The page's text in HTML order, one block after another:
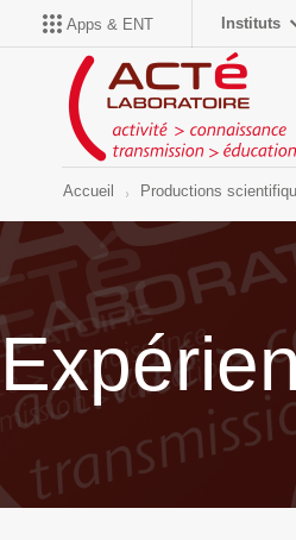
Apps & ENT Instituts
Accueil Productions